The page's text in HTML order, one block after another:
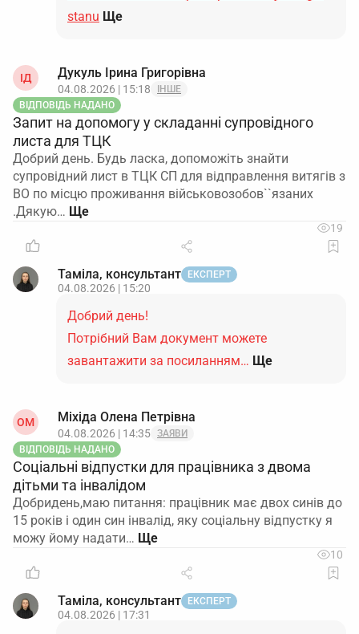
stanu Ще
ІД Дукуль Ірина Григорівна
04.08.2026 | 15:18
ІНШЕ
ВІДПОВІДЬ НАДАНО
Запит на допомогу у складанні супровідного
листа для ТЦК
Добрий день. Будь ласка, допоможіть знайти
супровідний лист в ТЦК СП для відправлення витягів з
ВО по місцю проживання військовозобов``язаних
.Дякую…
19
Таміла, консультант ЕКСПЕРТ
04.08.2026 | 15:20
Добрий день!
Потрібний Вам документ можете
завантажити за посиланням… Ще
ОМ Міхіда Олена Петрівна
04.08.2026 | 14:35 ЗАЯВИ
ВІДПОВІДЬ НАДАНО
Соціальні відпустки для працівника з двома
дітьми та інвалідом
Добридень,маю питання: працівник має двох синів до
15 років і один син інвалід, яку соціальну відпустку я
можу йому надати…
10
Таміла, консультант ЕКСПЕРТ
04.08.2026 | 17:31